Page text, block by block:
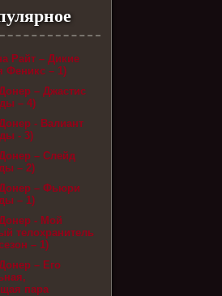
Райт – Дикие
Феникс – 1)
– Джастис
– 4)
- Валиант
- 3)
– Слейд
– 2)
– Фьюри
– 1)
- Мой
телохранитель
– 1)
– Его
пара